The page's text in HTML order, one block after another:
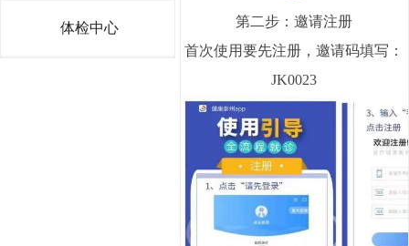
体检中心
第二步：邀请注册
首次使用要先注册，邀请码填写：
JK0023